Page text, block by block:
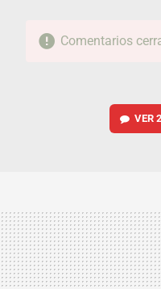
Comentarios
VER